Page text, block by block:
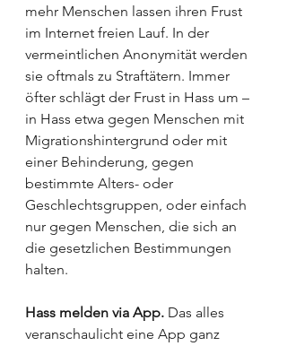
mehr Menschen lassen ihren Frust
im Internet freien Lauf. In der
vermeintlichen Anonymität werden
sie oftmals zu Straftätern. Immer
öfter schlägt der Frust in Hass um –
in Hass etwa gegen Menschen mit
Migrationshintergrund oder mit
einer Behinderung, gegen
bestimmte Alters- oder
Geschlechtsgruppen, oder einfach
nur gegen Menschen, die sich an
die gesetzlichen Bestimmungen
halten.
Hass melden via App. Das alles
veranschaulicht eine App ganz